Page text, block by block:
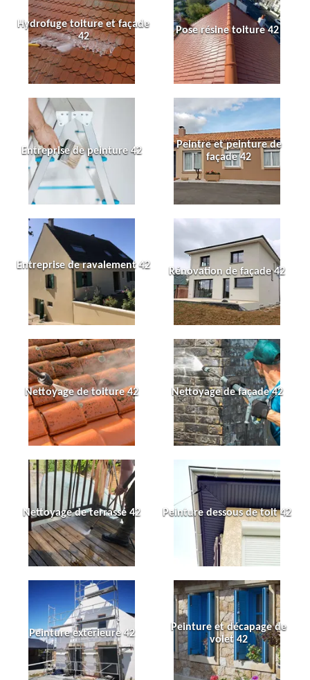
Hydrofuge toiture et façade
42
Pose résine toiture 42
Entreprise de peinture 42
Peintre et peinture de
façade 42
Entreprise de ravalement 42
Rénovation de façade 42
Nettoyage de toiture 42 Nettoyage de façade 42
Nettoyage de terrasse 42 Peinture dessous de toit 42
Peinture extérieure 42
Peinture et décapage de
volet 42